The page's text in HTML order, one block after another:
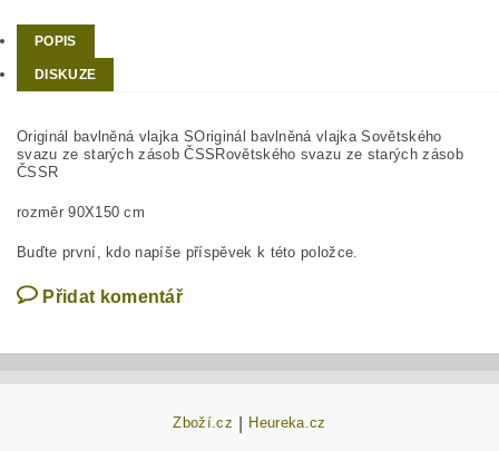
POPIS
DISKUZE
Originál bavlněná vlajka SOriginál bavlněná vlajka Sovětského
svazu ze starých zásob ČSSRovětského svazu ze starých zásob
ČSSR
rozměr 90X150 cm
Buďte první, kdo napíše příspěvek k této položce.
Přidat komentář
Zboží.cz Heureka.cz